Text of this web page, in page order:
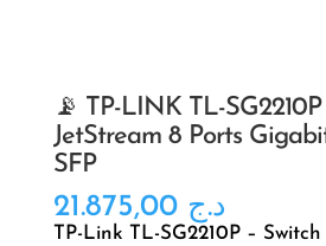
📡 TP-LINK TL-
JetStream 8 Ports
SFP
د.ج 21.875,00
TP-Link TL-SG2210P –